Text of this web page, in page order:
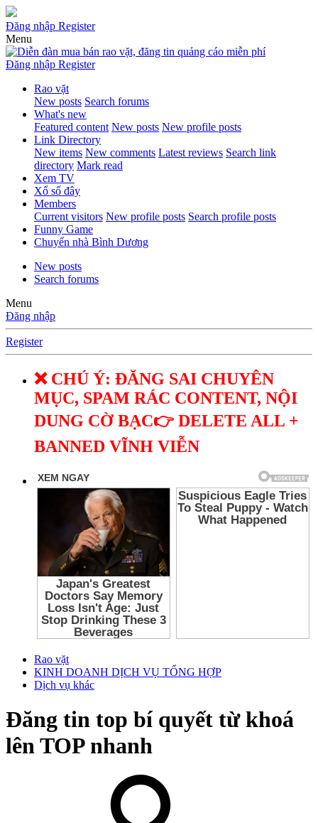
Đăng nhập Register
Menu
Đăng nhập Register
Rao vặt
New posts Search forums
What's new
Featured content New posts New profile posts
Link Directory
New items New comments Latest reviews Search link
directory Mark read
Xem TV
Xổ số đây
Members
Current visitors New profile posts Search profile posts
Funny Game
Chuyển nhà Bình Dương
New posts
Search forums
Menu
Đăng nhập
Register
❌ CHÚ Ý: ĐĂNG SAI CHUYÊN
MỤC, SPAM RÁC CONTENT, NỘI
DUNG CỜ BẠC👉 DELETE ALL +
BANNED VĨNH VIỄN
Rao vặt
KINH DOANH DỊCH VỤ TỔNG HỢP
Dịch vụ khác
Đăng tin top bí quyết từ khoá
lên TOP nhanh